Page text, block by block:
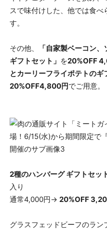
スで味付けした、他では食
す。
その他、
「自家製ベーコン
ギフトセット」 を20%OFF
とカーリーフライポテトのギ
20%OFF4,800円でご用意。
2種のハンバーグ ギフトセッ
入り
通常4,000円→ 20%OFF
グラスフェッドビーフのラ